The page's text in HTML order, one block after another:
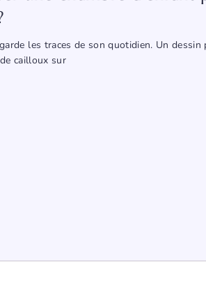
les traces de son quotidien. Un dessin
cailloux sur